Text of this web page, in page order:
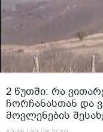
2 წუთში: რა
ჩორჩანასთან და
მოვლენების